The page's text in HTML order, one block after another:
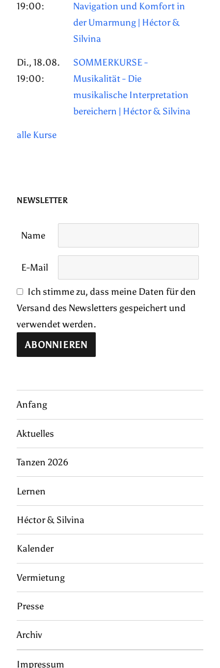
19:00:
Navigation und Komfort in
der Umarmung | Héctor &
Silvina
Di., 18.08.
19:00:
SOMMERKURSE -
Musikalität - Die
musikalische Interpretation
bereichern | Héctor & Silvina
alle Kurse
NEWSLETTER
Name
E-Mail
Ich stimme zu, dass meine Daten für den
Versand des Newsletters gespeichert und
verwendet werden.
Anfang
Aktuelles
Tanzen 2026
Lernen
Héctor & Silvina
Kalender
Vermietung
Presse
Archiv
Impressum